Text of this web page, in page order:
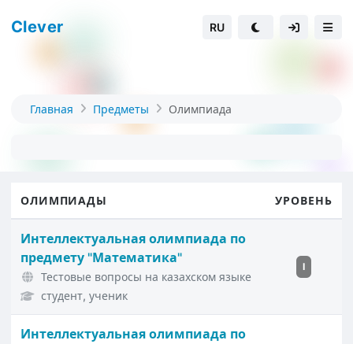
Clever RU
Главная Предметы Олимпиада
ОЛИМПИАДЫ УРОВЕНЬ
Интеллектуальная олимпиада по
предмету "Математика"
Тестовые вопросы на казахском языке
студент, ученик
I
Интеллектуальная олимпиада по